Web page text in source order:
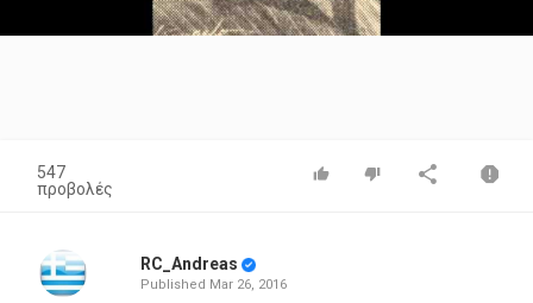
Video
547
προβολές
RC_Andreas
Published Mar 26, 2016